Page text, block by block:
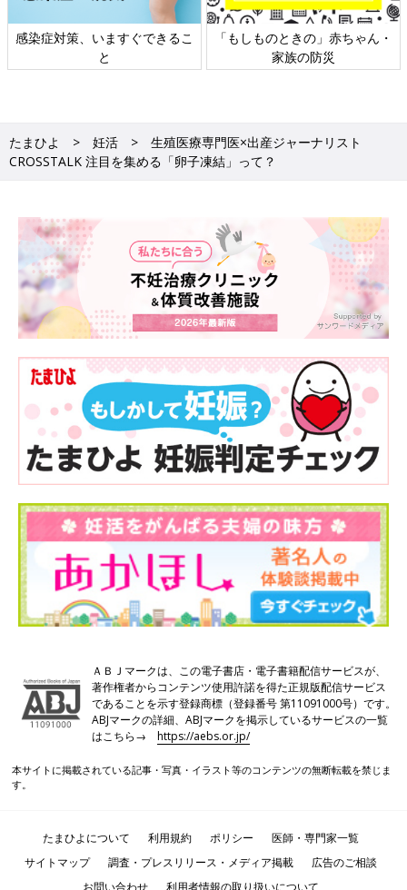
ます。凍結した卵子の話をするだけでなく、2人で不妊治療クリ
ニックに相談に行くなど、妊孕性について一緒に学べる環境をつ
くることが重要です。
2023年9月、東京都が都内在住の18〜39歳の女性を対象に「卵子
と一律2万円（最大5年間）を予定。また、「凍結卵子を使用した
生殖補助医療」への助成も同時にスタート。妻の年齢が43歳 未満
の夫婦が凍結卵子を使用して不妊治療を受ける場合、1回につき
上限25万円（最大6回まで）が助成されます。
妊活中の今でも、自分たちらしい結婚記
念日の思い出づくりを「ウエディングフ
ォト」チャート診断
見返すたびに思い出に浸れる写真。ウエディン
グフォトはその最たるものですよね。 コロナ禍
が明け、やっと挙式できる人はもちろん、妊活
中の今を切り取りたい人はフォトウエディング
のクチコミサイト「Photorait」を参考にし
て、こだわりの写真を撮影してみませんか。
■監修
■市山卓彦 先生
■河合蘭 さん
●不妊治療を考えたら読む本〈最新版〉 科学でわかる「妊
娠への近道」（講談社ブルーバックス）
感染症対策、いますぐできるこ
と
「もしものときの」赤ちゃん・
家族の防災
たまひよ 妊活
生殖医療専門医×出産ジャーナリスト
CROSSTALK 注目を集める「卵子凍結」って？
ＡＢＪマークは、この電子書店・電子書籍配信サービスが、
著作権者からコンテンツ使用許諾を得た正規版配信サービス
であることを示す登録商標（登録番号 第11091000号）です。
ABJマークの詳細、ABJマークを掲示しているサービスの一覧
はこちら→https://aebs.or.jp/
本サイトに掲載されている記事・写真・イラスト等のコンテンツの無断転載を禁じま
す。
たまひよについて 利用規約 ポリシー
医師・専門家一覧
サイトマップ
調査・プレスリリース・メディア掲載
広告のご相談
お問い合わせ
利用者情報の取り扱いについて